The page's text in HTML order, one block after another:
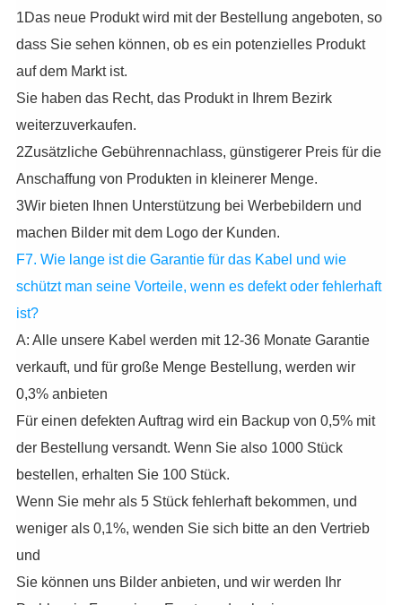
1Das neue Produkt wird mit der Bestellung angeboten, so
dass Sie sehen können, ob es ein potenzielles Produkt
auf dem Markt ist.
Sie haben das Recht, das Produkt in Ihrem Bezirk
weiterzuverkaufen.
2Zusätzliche Gebührennachlass, günstigerer Preis für die
Anschaffung von Produkten in kleinerer Menge.
3Wir bieten Ihnen Unterstützung bei Werbebildern und
machen Bilder mit dem Logo der Kunden.
F7. Wie lange ist die Garantie für das Kabel und wie
schützt man seine Vorteile, wenn es defekt oder fehlerhaft
ist?
A: Alle unsere Kabel werden mit 12-36 Monate Garantie
verkauft, und für große Menge Bestellung, werden wir
0,3% anbieten
Für einen defekten Auftrag wird ein Backup von 0,5% mit
der Bestellung versandt. Wenn Sie also 1000 Stück
bestellen, erhalten Sie 100 Stück.
Wenn Sie mehr als 5 Stück fehlerhaft bekommen, und
weniger als 0,1%, wenden Sie sich bitte an den Vertrieb
und
Sie können uns Bilder anbieten, und wir werden Ihr